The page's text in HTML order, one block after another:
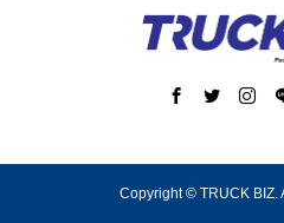
Copyright ©TRUCK BIZ.